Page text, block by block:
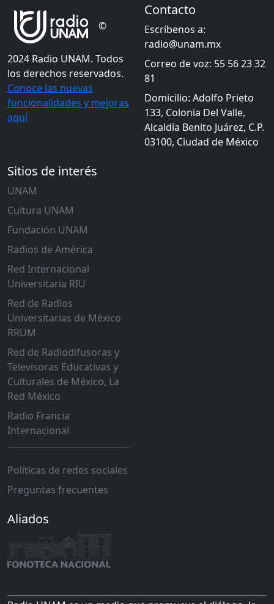
©
2024 Radio UNAM. Todos
los derechos reservados.
Conoce las nuevas
funcionalidades y mejoras
aquí
Contacto
Escríbenos a:
radio@unam.mx
Correo de voz: 55 56 23 32
81
Domicilio: Adolfo Prieto
133, Colonia Del Valle,
Alcaldía Benito Juárez, C.P.
03100, Ciudad de México
Sitios de interés
UNAM
Cultura UNAM
Fundación UNAM
Radios de América
Red Internacional
Universitaria RIU
Red de Radios
Universitarias de México
RRUM
Red de Radiodifusoras y
Televisoras Educativas y
Culturales de México, La
Red México
Radio Francia
Internacional
Políticas de redes sociales
Preguntas frecuentes
Aliados